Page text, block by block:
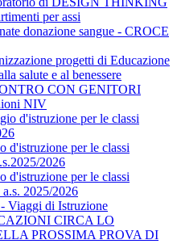
per assi
donazione sangue - CROCE
progetti di Educazione
salute e al benessere
CON GENITORI
NIV
d'istruzione per le classi
d'istruzione per le classi
2026
d'istruzione per le classi
2025/2026
Viaggi di Istruzione
CIRCA LO
PROSSIMA PROVA DI